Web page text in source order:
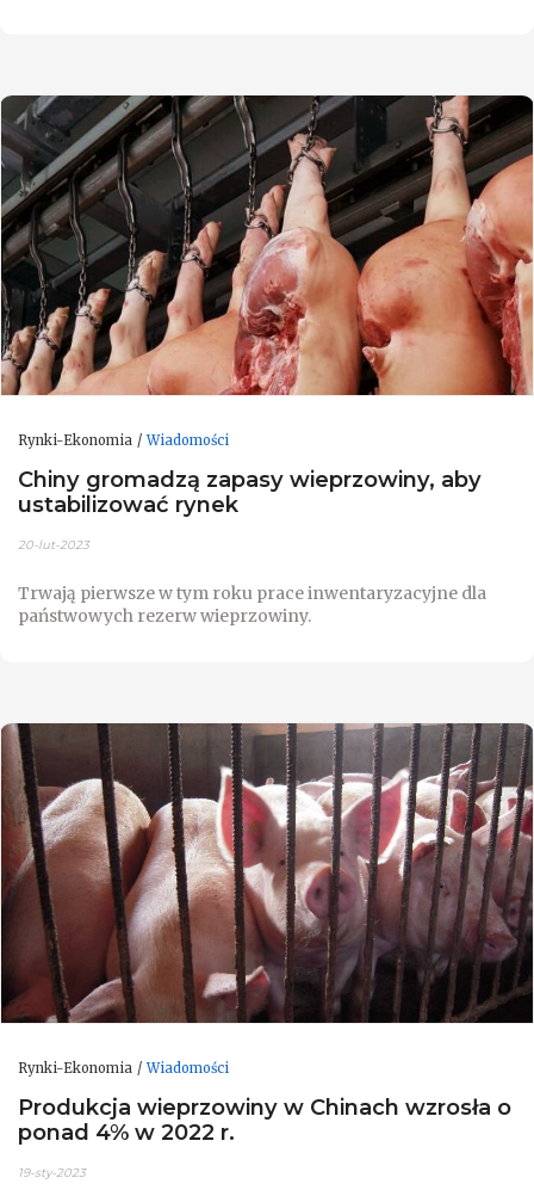
Rynki-Ekonomia Wiadomości
Chiny gromadzą zapasy wieprzowiny, aby
ustabilizować rynek
20-lut-2023
Trwają pierwsze w tym roku prace inwentaryzacyjne dla
państwowych rezerw wieprzowiny.
Rynki-Ekonomia Wiadomości
Produkcja wieprzowiny w Chinach wzrosła o
ponad 4% w 2022 r.
19-sty-2023